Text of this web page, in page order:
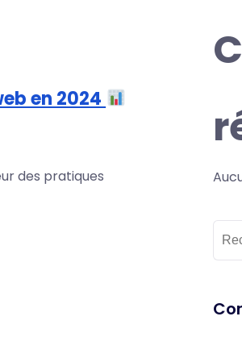
en 2024
des pratiques